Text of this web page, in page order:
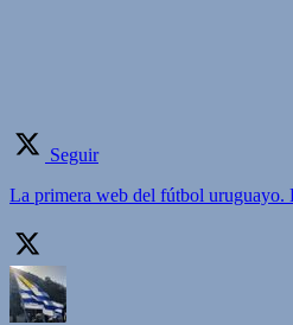
Seguir
La primera web del fútbol uruguayo.